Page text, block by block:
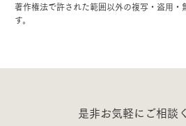
著作権法で許された範囲以外の複写・盗用・
す。
是非お気軽にご相談